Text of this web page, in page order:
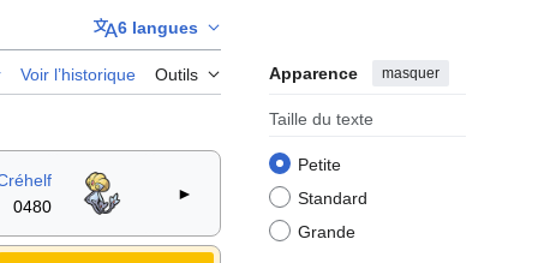
6 langues
Voir l’historique Outils Apparence masquer
Taille du texte
Petite
Standard
Grande
0480
►